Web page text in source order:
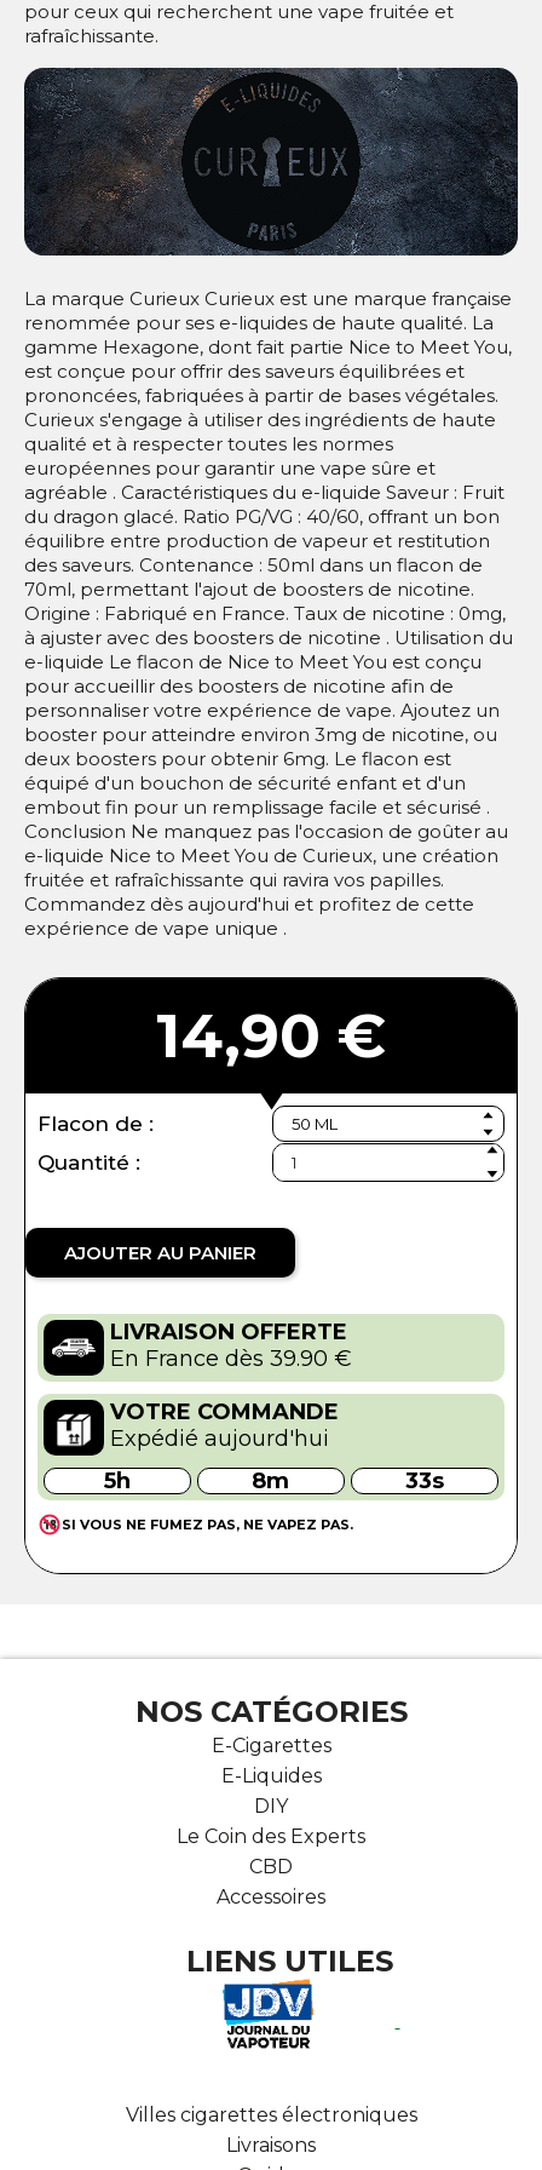
pour ceux qui recherchent une vape fruitée et
rafraîchissante​.
La marque Curieux Curieux est une marque française
renommée pour ses e-liquides de haute qualité. La
gamme Hexagone, dont fait partie Nice to Meet You,
est conçue pour offrir des saveurs équilibrées et
prononcées, fabriquées à partir de bases végétales.
Curieux s'engage à utiliser des ingrédients de haute
qualité et à respecter toutes les normes
européennes pour garantir une vape sûre et
agréable​ . Caractéristiques du e-liquide Saveur : Fruit
du dragon glacé. Ratio PG/VG : 40/60, offrant un bon
équilibre entre production de vapeur et restitution
des saveurs. Contenance : 50ml dans un flacon de
70ml, permettant l'ajout de boosters de nicotine.
Origine : Fabriqué en France. Taux de nicotine : 0mg,
à ajuster avec des boosters de nicotine​ ​. Utilisation du
e-liquide Le flacon de Nice to Meet You est conçu
pour accueillir des boosters de nicotine afin de
personnaliser votre expérience de vape. Ajoutez un
booster pour atteindre environ 3mg de nicotine, ou
deux boosters pour obtenir 6mg. Le flacon est
équipé d'un bouchon de sécurité enfant et d'un
embout fin pour un remplissage facile et sécurisé​ .
Conclusion Ne manquez pas l'occasion de goûter au
e-liquide Nice to Meet You de Curieux, une création
fruitée et rafraîchissante qui ravira vos papilles.
Commandez dès aujourd'hui et profitez de cette
expérience de vape unique​ ​.
14,90 €
Flacon de :
Quantité :
AJOUTER AU PANIER
LIVRAISON OFFERTE
En France dès 39.90 €
VOTRE COMMANDE
Expédié aujourd'hui
5h
8m 32s
SI VOUS NE FUMEZ PAS, NE VAPEZ PAS.
NOS CATÉGORIES
E-Cigarettes
E-Liquides
DIY
Le Coin des Experts
CBD
Accessoires
LIENS UTILES
Villes cigarettes électroniques
Livraisons